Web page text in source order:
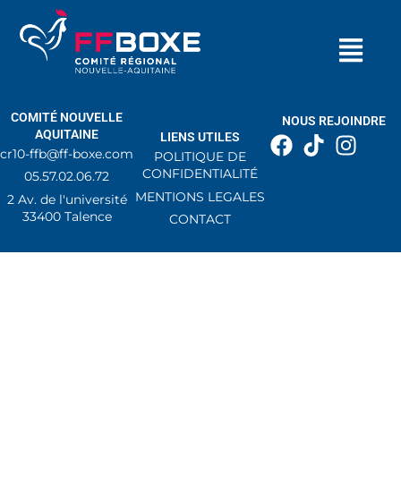
COMITÉ NOUVELLE
AQUITAINE
cr10-ffb@ff-boxe.com
05.57.02.06.72
2 Av. de l'université
33400 Talence
LIENS UTILES
POLITIQUE DE
CONFIDENTIALITÉ
MENTIONS LEGALES
CONTACT
NOUS REJOINDRE